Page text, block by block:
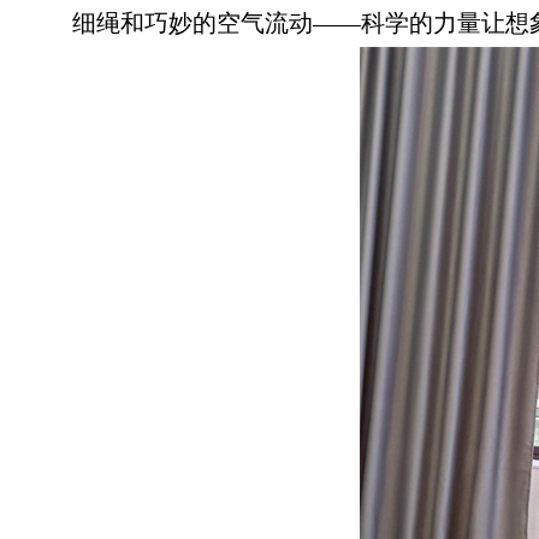
细绳和巧妙的空气流动——科学的力量让想